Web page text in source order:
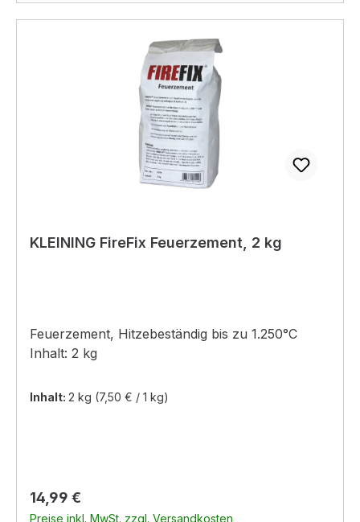
KLEINING FireFix Feuerzement, 2 kg
Feuerzement, Hitzebeständig bis zu 1.250°C
Inhalt: 2 kg
Inhalt: 2 kg (7,50 € / 1 kg)
Regulärer Preis:
14,99 €
Preise inkl. MwSt. zzgl. Versandkosten